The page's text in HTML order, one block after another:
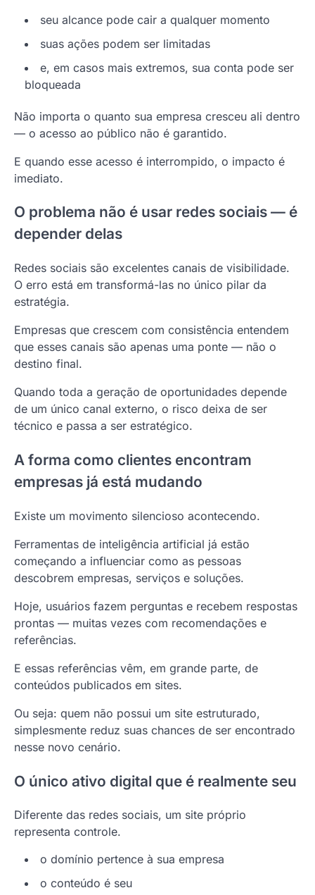
seu alcance pode cair a qualquer momento
suas ações podem ser limitadas
e, em casos mais extremos, sua conta pode ser
bloqueada
Não importa o quanto sua empresa cresceu ali dentro
— o acesso ao público não é garantido.
E quando esse acesso é interrompido, o impacto é
imediato.
O problema não é usar redes sociais — é
depender delas
Redes sociais são excelentes canais de visibilidade.
O erro está em transformá-las no único pilar da
estratégia.
Empresas que crescem com consistência entendem
que esses canais são apenas uma ponte — não o
destino final.
Quando toda a geração de oportunidades depende
de um único canal externo, o risco deixa de ser
técnico e passa a ser estratégico.
A forma como clientes encontram
empresas já está mudando
Existe um movimento silencioso acontecendo.
Ferramentas de inteligência artificial já estão
começando a influenciar como as pessoas
descobrem empresas, serviços e soluções.
Hoje, usuários fazem perguntas e recebem respostas
prontas — muitas vezes com recomendações e
referências.
E essas referências vêm, em grande parte, de
conteúdos publicados em sites.
Ou seja: quem não possui um site estruturado,
simplesmente reduz suas chances de ser encontrado
nesse novo cenário.
O único ativo digital que é realmente seu
Diferente das redes sociais, um site próprio
representa controle.
o domínio pertence à sua empresa
o conteúdo é seu